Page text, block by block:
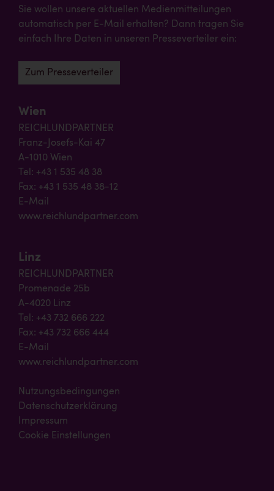
Sie wollen unsere aktuellen Medienmitteilungen
automatisch per E-Mail erhalten? Dann tragen Sie
einfach Ihre Daten in unseren Presseverteiler ein:
Zum Presseverteiler
Wien
REICHLUNDPARTNER
Franz-Josefs-Kai 47
A-1010 Wien
Tel: +43 1 535 48 38
Fax: +43 1 535 48 38-12
E-Mail
www.reichlundpartner.com
Linz
REICHLUNDPARTNER
Promenade 25b
A-4020 Linz
Tel: +43 732 666 222
Fax: +43 732 666 444
E-Mail
www.reichlundpartner.com
Nutzungsbedingungen
Datenschutzerklärung
Impressum
Cookie Einstellungen